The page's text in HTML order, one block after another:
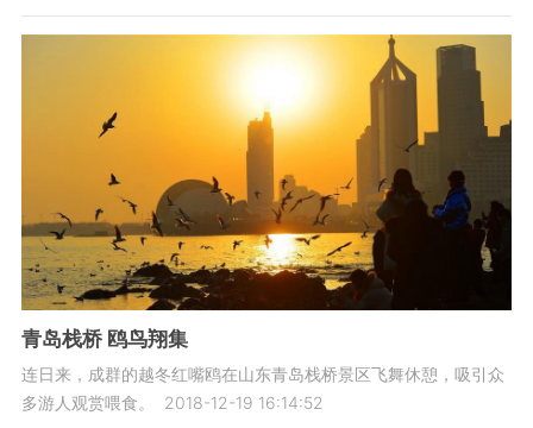
青岛栈桥 鸥鸟翔集
连日来，成群的越冬红嘴鸥在山东青岛栈桥景区飞舞休憩，吸引众
多游人观赏喂食。
2018-12-19 16:14:52